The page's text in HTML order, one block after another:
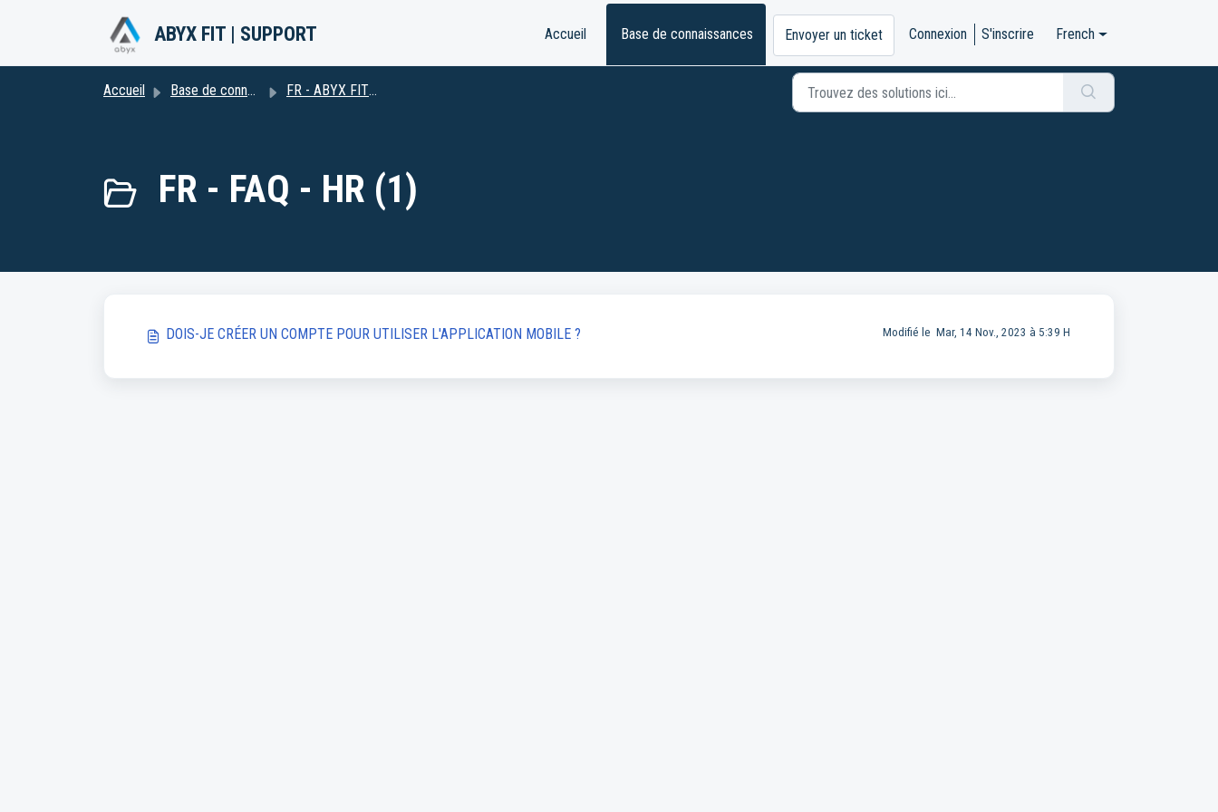
ABYX FIT | SUPPORT Accueil Base de connaissances Envoyer un ticket Connexion S'inscrire French
Accueil Base de connaissances FR - ABYX FIT HR
FR - FAQ - HR (1)
DOIS-JE CRÉER UN COMPTE POUR UTILISER L'APPLICATION MOBILE ? Modifié le Mar, 14 Nov., 2023 à 5:39 H